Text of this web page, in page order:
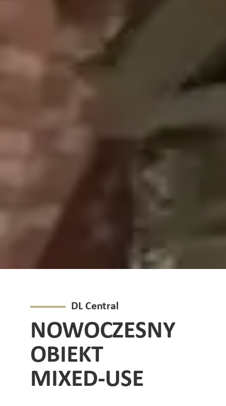
DL Central
NOWOCZESNY
OBIEKT
MIXED-USE